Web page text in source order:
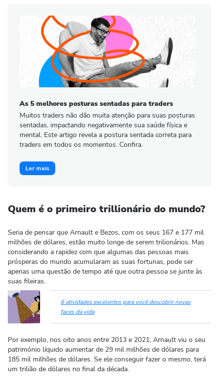
As 5 melhores posturas sentadas para traders
Muitos traders não dão muita atenção para suas posturas
sentadas, impactando negativamente sua saúde física e
mental. Este artigo revela a postura sentada correta para
traders em todos os momentos. Confira.
Ler mais
Quem é o primeiro trillionário do mundo?
Seria de pensar que Arnault e Bezos, com os seus 167 e 177 mil
milhões de dólares, estão muito longe de serem trilionários. Mas
considerando a rapidez com que algumas das pessoas mais
prósperas do mundo acumularam as suas fortunas, pode ser
apenas uma questão de tempo até que outra pessoa se junte às
suas fileiras.
6 atividades excelentes para você descobrir novas
faces da vida
Por exemplo, nos oito anos entre 2013 e 2021, Arnault viu o seu
património líquido aumentar de 29 mil milhões de dólares para
185 mil milhões de dólares. Se ele conseguir fazer o mesmo, terá
um trilião de dólares no final da década.